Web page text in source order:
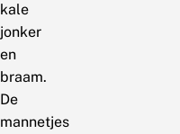
kale
jonker
en
braam.
De
mannetjes